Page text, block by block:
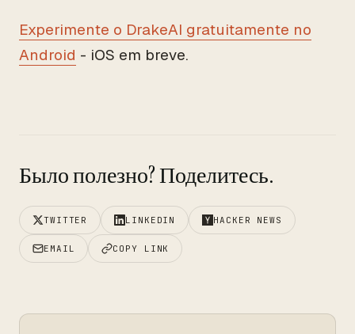
Experimente o DrakeAI gratuitamente no
Android - iOS em breve.
Было полезно? Поделитесь.
TWITTER LINKEDIN HACKER NEWS
EMAIL COPY LINK